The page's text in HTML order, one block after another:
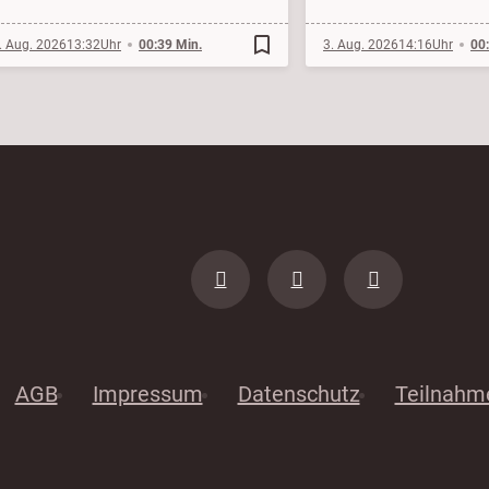
Aug. 202613:32 00:39 Min. bookmark_border 3. Aug. 202614:16
AGB Impressum Datenschutz